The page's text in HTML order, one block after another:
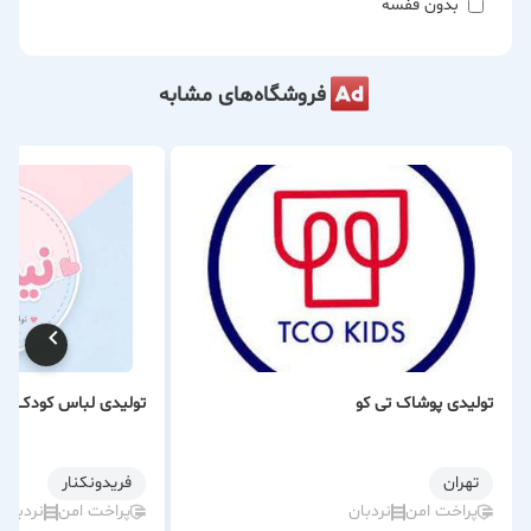
بدون قفسه
فروشگاه‌های مشابه
تولیدی پوشاک تی کو
تهران
پراخت امن
نردبان
تولیدی لباس کودک
فریدونكنار
پراخت امن
نردبان